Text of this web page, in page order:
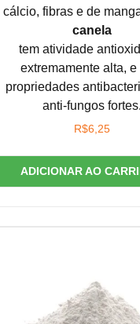
cálcio, fibras e de
canela
tem atividade
extremamente alta,
propriedades
anti-fungos fortes.
R$6,25
ADICIONAR AO